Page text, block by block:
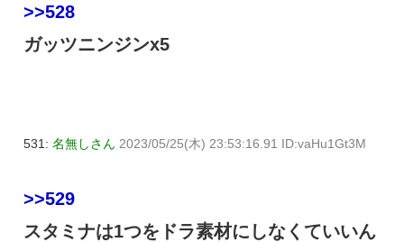
>>528
ガッツニンジンx5
531: 名無しさん 2023/05/25(木) 23:53:16.91 ID:vaHu1Gt3M
>>529
スタミナは1つをドラ素材にしなくていいん